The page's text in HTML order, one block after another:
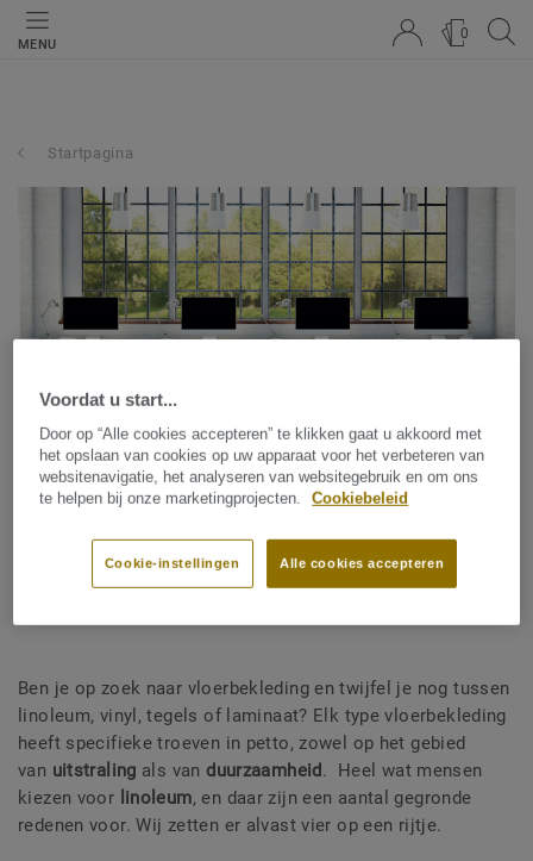
MENU
0
Startpagina
Vier redenen om voor
linoleum te kiezen
DEEL
Ben je op zoek naar vloerbekleding en twijfel je nog tussen
linoleum, vinyl, tegels of laminaat? Elk type vloerbekleding
heeft specifieke troeven in petto, zowel op het gebied
van uitstraling als van duurzaamheid. Heel wat mensen
kiezen voor linoleum, en daar zijn een aantal gegronde
redenen voor. Wij zetten er alvast vier op een rijtje.
Voordat u start...
Door op “Alle cookies accepteren” te klikken gaat u akkoord met
het opslaan van cookies op uw apparaat voor het verbeteren van
websitenavigatie, het analyseren van websitegebruik en om ons
te helpen bij onze marketingprojecten.
Cookiebeleid
Alle cookies accepteren
Cookie-instellingen